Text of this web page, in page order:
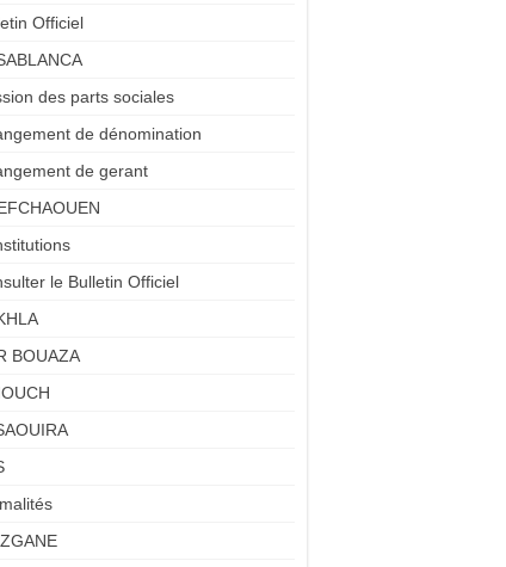
Officiel
des parts sociales
de dénomination
de gerant
le Bulletin Officiel
BOUAZA